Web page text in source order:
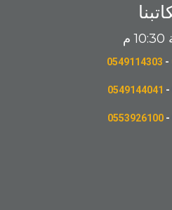
-
0549114303
-
0549144041
-
0553926100